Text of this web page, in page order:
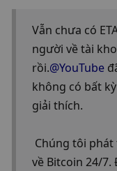
Vẫn chưa có
người về tài
rồi.@YouTube
không có bất
giải thích.
về Bitcoin 24/